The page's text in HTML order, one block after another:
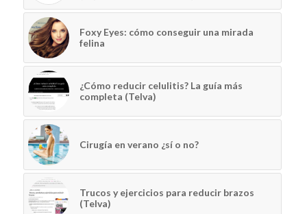
Foxy Eyes: cómo conseguir una mirada
felina
¿Cómo reducir celulitis? La guía más
completa (Telva)
Cirugía en verano ¿sí o no?
Trucos y ejercicios para reducir brazos
(Telva)